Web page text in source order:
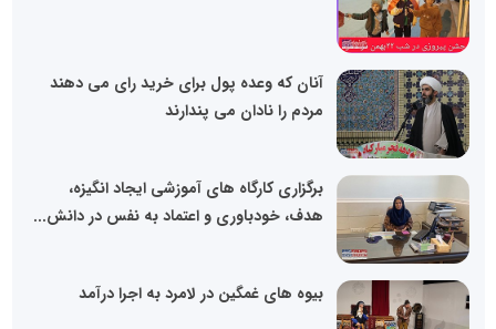
آنان که وعده پول برای خرید رای می دهند
مردم را نادان می پندارند
برگزاری کارگاه های آموزشی ایجاد انگیزه،
هدف، خودباوری و اعتماد به نفس در دانش...
بیوه های غمگین در لامرد به اجرا درآمد